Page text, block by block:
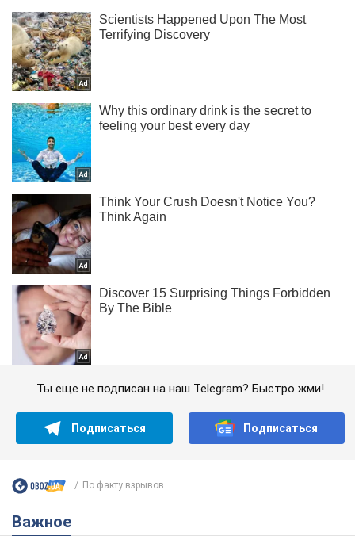
Ты еще не подписан на наш Telegram? Быстро жми!
Подписаться Подписаться
По факту взрывов...
Важное